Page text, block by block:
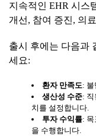
지속적인 EHR 시스
개선, 참여 증진, 의
출시 후에는 다음과
세요:
환자 만족도:
생산성 수준:
치를 설정합니다.
투자 수익률:
을 수행합니다.